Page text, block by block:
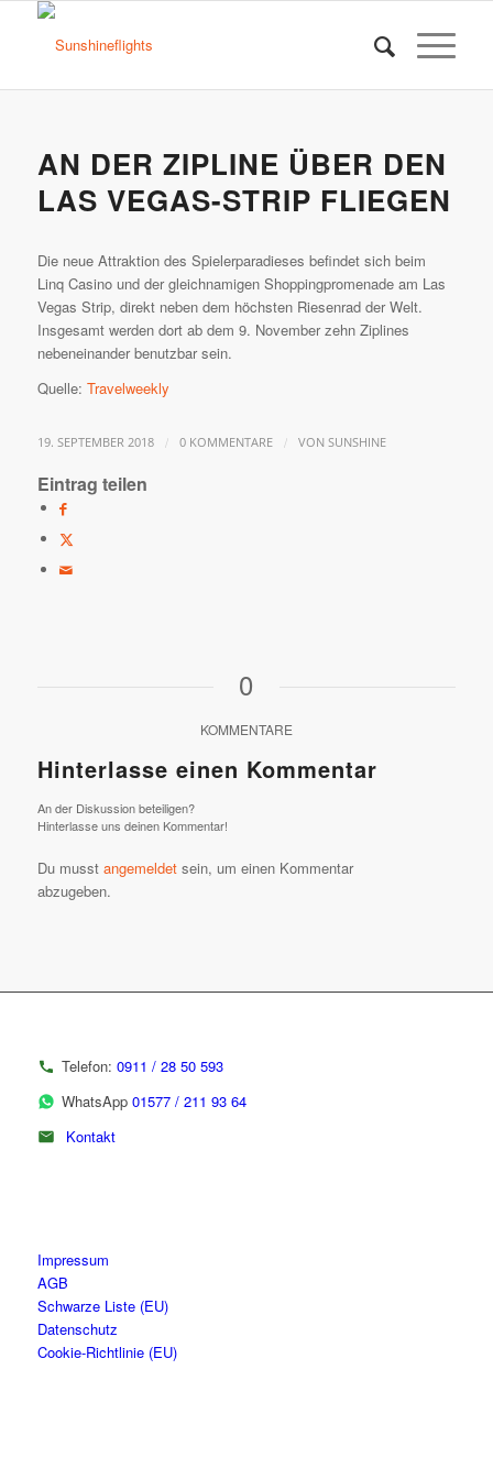
AN DER ZIPLINE ÜBER DEN
LAS VEGAS-STRIP FLIEGEN
Die neue Attraktion des Spielerparadieses befindet sich beim
Linq Casino und der gleichnamigen Shoppingpromenade am Las
Vegas Strip, direkt neben dem höchsten Riesenrad der Welt.
Insgesamt werden dort ab dem 9. November zehn Ziplines
nebeneinander benutzbar sein.
Quelle: Travelweekly
19. SEPTEMBER 2018 / 0 KOMMENTARE / VON SUNSHINE
Eintrag teilen
0
KOMMENTARE
Hinterlasse einen Kommentar
An der Diskussion beteiligen?
Hinterlasse uns deinen Kommentar!
Du musst angemeldetsein, um einen Kommentar
abzugeben.
Telefon: 0911 / 28 50 593
WhatsApp 01577 / 211 93 64
Kontakt
Impressum
AGB
Schwarze Liste (EU)
Datenschutz
Cookie-Richtlinie (EU)